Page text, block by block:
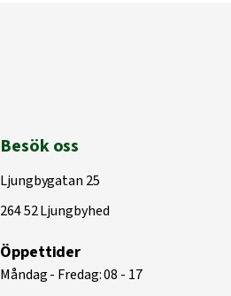
Besök oss
Ljungbygatan 25
264 52 Ljungbyhed
Öppettider
Måndag - Fredag: 08 - 17